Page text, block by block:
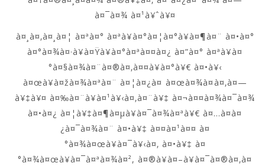
à¤¯à¤¾ à¤¹à¥ˆà¥¤
à¤¸à¤‚à¤¸à¤¦ à¤ªà¤° à¤ªà¥à¤°à¤¦à¤°à¥à¤¶à¤¨ à¤•à¤°
à¤°à¤¾à¤·à¥à¤Ÿà¥à¤°à¤ªà¤¤à¤¿ à¤”à¤° à¤ªà¥à¤
°à¤§à¤¾à¤¨à¤®à¤‚à¤¤à¥à¤°à¥€ à¤•à¥‹
à¤œà¥à¤žà¤¾à¤ªà¤¨ à¤¦à¤¿à¤ à¤œà¤¾à¤à¤‚à¤—
à¥‡à¥¤ à¤‰à¤¨à¥à¤¹à¥‹à¤‚à¤¨à¥‡ à¤¬à¤¤à¤¾à¤¯à¤¾
à¤•à¤¿ à¤¦à¥‡à¤¶à¤µà¥à¤¯à¤¾à¤ªà¥€ à¤…à¤­à¤
¿à¤¯à¤¾à¤¨ à¤•à¥‡ à¤¤à¤¹à¤¤ à¤
°à¤¾à¤œà¥à¤¯à¥‹à¤‚ à¤•à¥‡ à¤
°à¤¾à¤œà¥à¤¯à¤ªà¤¾à¤², à¤®à¥à¤–à¥à¤¯à¤®à¤‚à¤